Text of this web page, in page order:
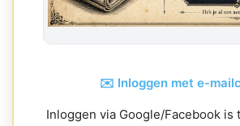
✉️ Inloggen met e-
Inloggen via Google/Facebook is